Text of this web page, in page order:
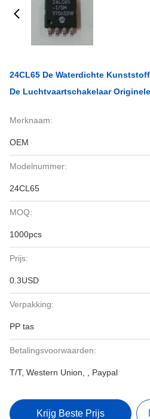
24CL65 De Waterdichte
De Luchtvaartschakelaar
Merknaam:
OEM
Modelnummer:
24CL65
MOQ:
1000pcs
Prijs:
0.3USD
Verpakking:
PP tas
Betalingsvoorwaarden:
T/T, Western Union, , Paypal
Krijg Beste Prijs